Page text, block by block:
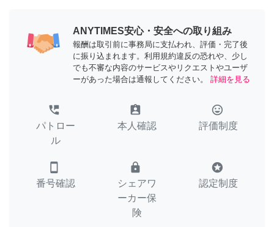
ANYTIMES安心・安全への取り組み
報酬は取引前に事務局に支払われ、評価・完了後
に振り込まれます。利用規約違反の恐れや、少し
でも不審な内容のサービスやリクエストやユーザ
ーがあった場合は通報してください。
詳細を見る
perm_phone_msg
パトロー
ル
assignment_ind
本人確認
tag_faces
評価制度
smartphone
番号確認
lock
シェアワ
ーカー保
険
stars
認定制度